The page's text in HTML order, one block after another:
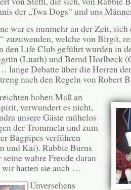
der „Twa Dogs“ und uns
war es nunmehr an der Zeit, sich
zuzuwenden, welche von Birgit,
den Life Club geführt wurden in
(Luath) und Bernd Horlbeck
lange Debatte über die Herren
nach den Regeln von Robert
hohen Maß an
verwundert es nicht,
unsere Gäste mühelos
der Trommeln und zum
Bagpipes verführen
und Kai). Rabbie Burns
seine wahre Freude daran
wir hatten sie auch …
Unversehens